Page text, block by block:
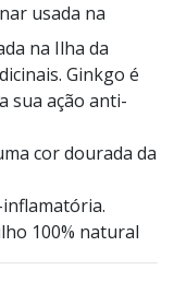
usada na
na Ilha da
Ginkgo é
sua ação anti-
cor dourada da
100% natural